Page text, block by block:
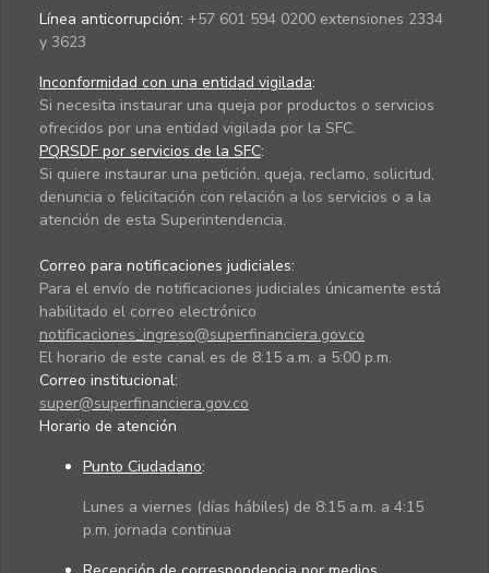
Línea anticorrupción: +57 601 594 0200 extensiones 2334
y 3623
Inconformidad con una entidad vigilada:
Si necesita instaurar una queja por productos o servicios
ofrecidos por una entidad vigilada por la SFC.
PQRSDF por servicios de la SFC:
Si quiere instaurar una petición, queja, reclamo, solicitud,
denuncia o felicitación con relación a los servicios o a la
atención de esta Superintendencia.
Correo para notificaciones judiciales:
Para el envío de notificaciones judiciales únicamente está
habilitado el correo electrónico
notificaciones_ingreso@superfinanciera.gov.co
El horario de este canal es de 8:15 a.m. a 5:00 p.m.
Correo institucional:
super@superfinanciera.gov.co
Horario de atención
Punto Ciudadano:
Lunes a viernes (días hábiles) de 8:15 a.m. a 4:15
p.m. jornada continua